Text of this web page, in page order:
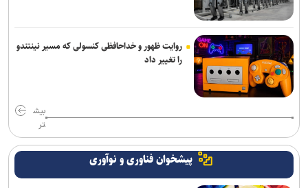
روایت ظهور و خداحافظی کنسولی که مسیر نینتندو
را تغییر داد
بیش
تر
پیشخوان فناوری و نوآوری